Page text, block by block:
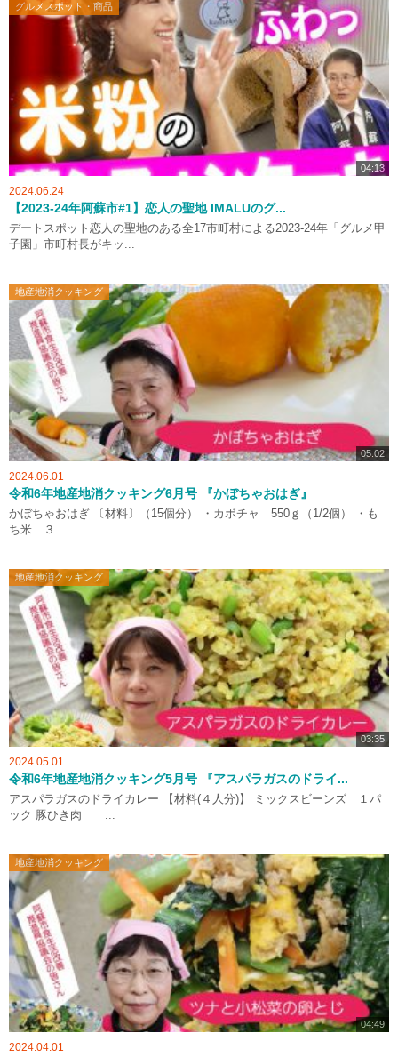
グルメスポット・商品
04:13
2024.06.24
【2023-24年阿蘇市#1】恋人の聖地 IMALUのグ...
デートスポット恋人の聖地のある全17市町村による2023-24年「グルメ甲
子園」市町村長がキッ...
地産地消クッキング
05:02
2024.06.01
令和6年地産地消クッキング6月号 『かぼちゃおはぎ』
かぼちゃおはぎ 〔材料〕（15個分） ・カボチャ 550ｇ（1/2個） ・も
ち米 ３...
地産地消クッキング
03:35
2024.05.01
令和6年地産地消クッキング5月号 『アスパラガスのドライ...
アスパラガスのドライカレー 【材料(４人分)】 ミックスビーンズ １パ
ック 豚ひき肉 ...
地産地消クッキング
04:49
2024.04.01